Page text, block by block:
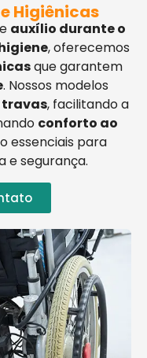
Higiênicas
auxílio durante o
, oferecemos
que garantem
. Nossos modelos
travas, facilitando a
conforto ao
essenciais para
e segurança.